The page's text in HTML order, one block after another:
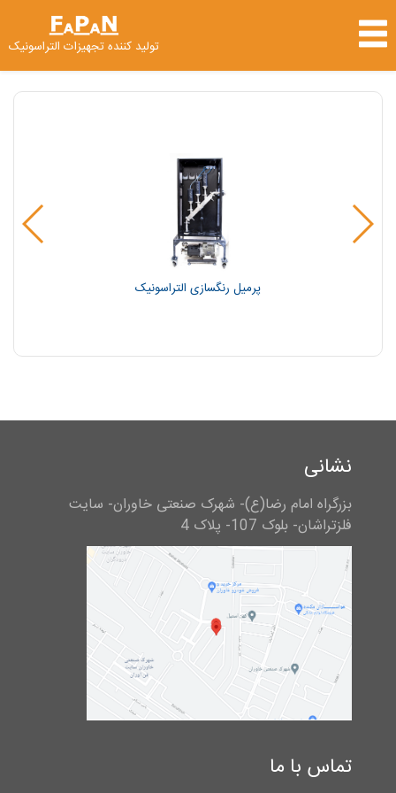
تولید کننده تجهیزات التراسونیک
التراسونیک هموژنایزر صنعتی
پرمیل رنگسازی التراسونیک
نشانی
بزرگراه امام رضا(ع)- شهرک صنعتی خاوران- سایت
فلزتراشان- بلوک 107- پلاک 4
تماس با ما